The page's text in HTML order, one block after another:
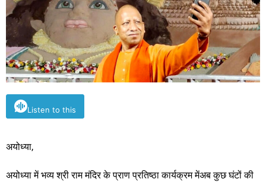
Listen to this
अयोध्या,
अयोध्या में भव्य श्री राम मंदिर के प्राण प्रतिष्ठा कार्यक्रम मेंअब कुछ घंटों की